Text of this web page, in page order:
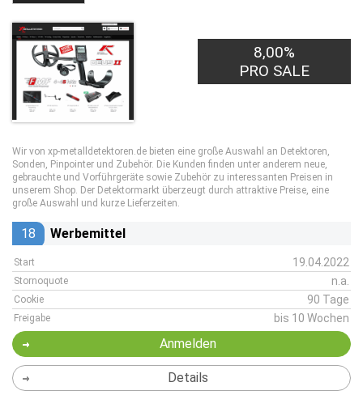
8,00%
PRO SALE
Wir von xp-metalldetektoren.de bieten eine große Auswahl an Detektoren,
Sonden, Pinpointer und Zubehör. Die Kunden finden unter anderem neue,
gebrauchte und Vorführgeräte sowie Zubehör zu interessanten Preisen in
unserem Shop. Der Detektormarkt überzeugt durch attraktive Preise, eine
große Auswahl und kurze Lieferzeiten.
18 Werbemittel
Start 19.04.2022
Stornoquote n.a.
Cookie 90 Tage
Freigabe bis 10 Wochen
Anmelden
Details